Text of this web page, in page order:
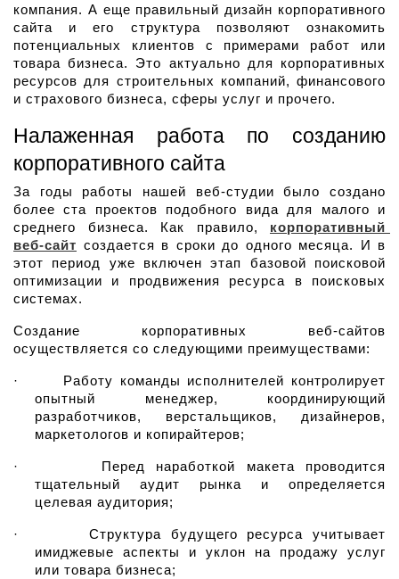
компания. А еще правильный дизайн корпоративного
сайта и его структура позволяют ознакомить
потенциальных клиентов с примерами работ или
товара бизнеса. Это актуально для корпоративных
ресурсов для строительных компаний, финансового
и страхового бизнеса, сферы услуг и прочего.
Налаженная работа по созданию
корпоративного сайта
За годы работы нашей веб-студии было создано
более ста проектов подобного вида для малого и
среднего бизнеса. Как правило, корпоративный
веб-сайт создается в сроки до одного месяца. И в
этот период уже включен этап базовой поисковой
оптимизации и продвижения ресурса в поисковых
системах.
Создание корпоративных веб-сайтов
осуществляется со следующими преимуществами:
·
Работу команды исполнителей контролирует
опытный менеджер, координирующий
разработчиков, верстальщиков, дизайнеров,
маркетологов и копирайтеров;
·
Перед наработкой макета проводится
тщательный аудит рынка и определяется
целевая аудитория;
·
Структура будущего ресурса учитывает
имиджевые аспекты и уклон на продажу услуг
или товара бизнеса;